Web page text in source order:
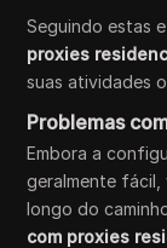
Seguindo estas
proxies
suas atividades
Problemas
Embora a
geralmente fácil,
longo do
com proxies